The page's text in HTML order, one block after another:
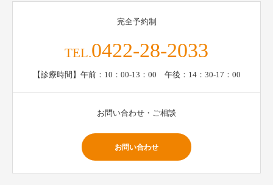
完全予約制
TEL.0422-28-2033
【診療時間】午前：10：00-13：00 午後：14：30-17：00
お問い合わせ・ご相談
お問い合わせ